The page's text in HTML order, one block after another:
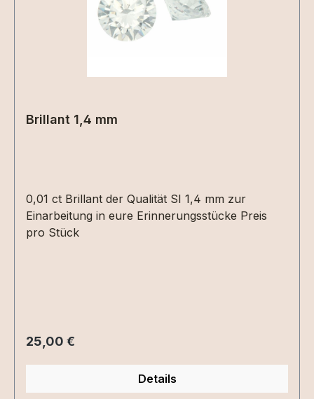
Brillant 1,4 mm
0,01 ct Brillant der Qualität SI 1,4 mm zur
Einarbeitung in eure Erinnerungsstücke Preis
pro Stück
Regulärer Preis:
25,00 €
Details